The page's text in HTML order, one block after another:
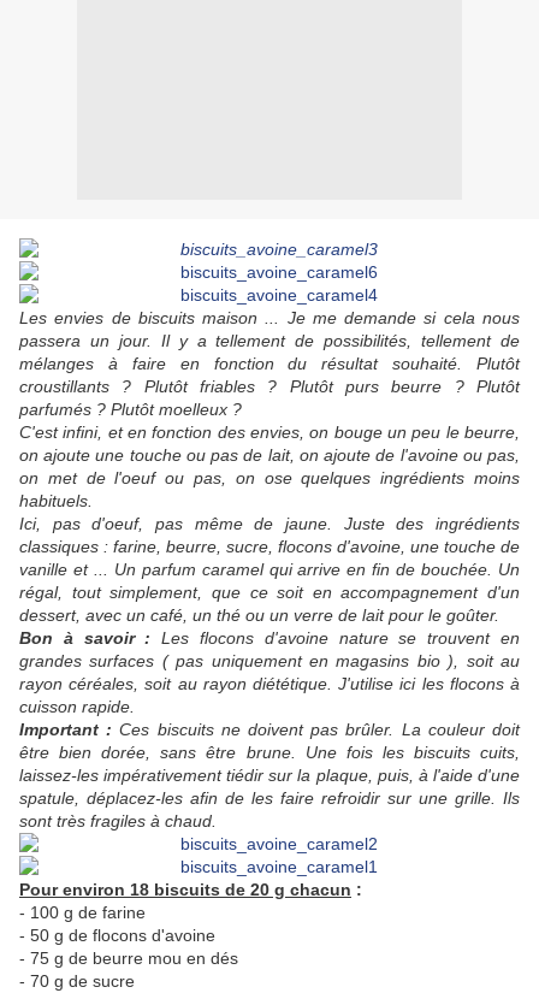
Les envies de biscuits maison ... Je me demande si cela nous
passera un jour. Il y a tellement de possibilités, tellement de
mélanges à faire en fonction du résultat souhaité. Plutôt
croustillants ? Plutôt friables ? Plutôt purs beurre ? Plutôt
parfumés ? Plutôt moelleux ?
C'est infini, et en fonction des envies, on bouge un peu le beurre,
on ajoute une touche ou pas de lait, on ajoute de l'avoine ou pas,
on met de l'oeuf ou pas, on ose quelques ingrédients moins
habituels.
Ici, pas d'oeuf, pas même de jaune. Juste des ingrédients
classiques : farine, beurre, sucre, flocons d'avoine, une touche de
vanille et ... Un parfum caramel qui arrive en fin de bouchée. Un
régal, tout simplement, que ce soit en accompagnement d'un
dessert, avec un café, un thé ou un verre de lait pour le goûter.
Bon à savoir : Les flocons d'avoine nature se trouvent en
grandes surfaces ( pas uniquement en magasins bio ), soit au
rayon céréales, soit au rayon diététique. J'utilise ici les flocons à
cuisson rapide.
Important : Ces biscuits ne doivent pas brûler. La couleur doit
être bien dorée, sans être brune. Une fois les biscuits cuits,
laissez-les impérativement tiédir sur la plaque, puis, à l'aide d'une
spatule, déplacez-les afin de les faire refroidir sur une grille. Ils
sont très fragiles à chaud.
Pour environ 18 biscuits de 20 g chacun :
- 100 g de farine
- 50 g de flocons d'avoine
- 75 g de beurre mou en dés
- 70 g de sucre